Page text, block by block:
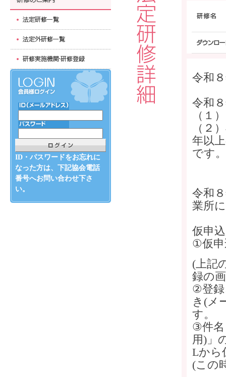
ID・パスワードをお忘れに
なった方は、下記協会電話
番号へお問い合わせ下さ
い。
令和
令和
（１
（２
年以
です。
令和
業所
仮申
①仮申
(上記
録の
②登録
き(メ
す。
③件名
用)」
Lから
(この